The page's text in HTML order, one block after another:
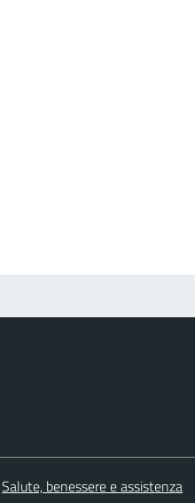
Salute, benessere e assistenza